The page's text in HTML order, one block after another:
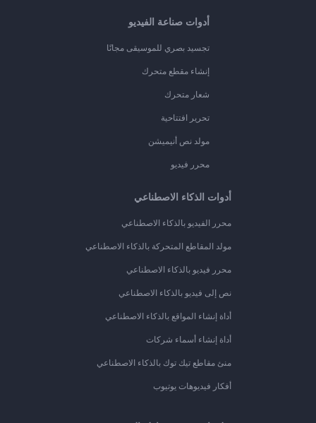
أدوات صناعة الفيديو
تجسيد بصري للموسيقى مجانًا
إنشاء مقطع متحرك
شعار متحرك
تحرير افتتاحية
مولد نص أنيميشن
محرر فيديو
أدوات الذكاء الاصطناعي
محرر الفيديو بالذكاء الاصطناعي
مولد المقاطع المتحركة بالذكاء الاصطناعي
محرر فيديو بالذكاء الاصطناعي
نص إلى فيديو بالذكاء الاصطناعي
أداة إنشاء المواقع بالذكاء الاصطناعي
أداة إنشاء أسماء شركات
منئ مقاطع تيك توك بالذكاء الاصطناعي
أفكار فيديوهات يوتيوب